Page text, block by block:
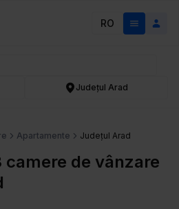
RO
Județul Arad
Apartamente Județul Arad
de vânzare